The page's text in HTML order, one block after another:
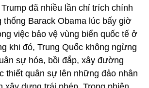
đã nhiều lần chỉ trích chính
thống Barack Obama lúc bấy giờ
việc bảo vệ vùng biển quốc tế ở
khi đó, Trung Quốc không ngừng
sự hóa, bồi đắp, xây đường
thiết quân sự lên những đảo nhân